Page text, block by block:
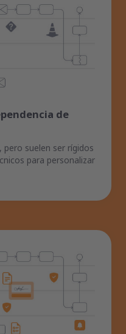
de
suelen ser rígidos
para personalizar